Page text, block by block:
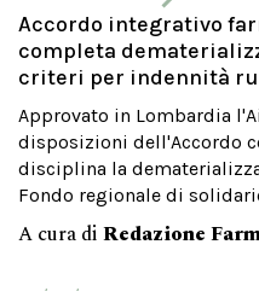
Accordo integrativo
completa
criteri per indennità
Approvato in Lombardia
disposizioni dell'Accordo
disciplina la
Fondo regionale di
A cura di Redazione